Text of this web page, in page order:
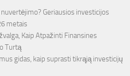
Geriausios investicijos
metais
Kaip Atpažinti Finansines
Turtą
gidas, kaip suprasti tikrąją investicijų